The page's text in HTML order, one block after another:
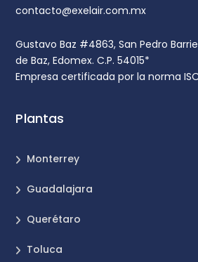
contacto@exelair.com.mx
Gustavo Baz #4863, San Pedro
de Baz, Edomex. C.P. 54015*
Empresa certificada por la norma ISO
Plantas
Monterrey
Guadalajara
Querétaro
Toluca